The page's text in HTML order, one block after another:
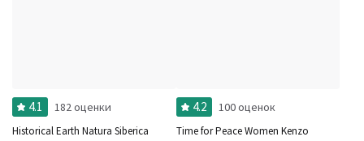
4.1 182 оценки
Historical Earth Natura Siberica
4.2 100 оценок
Time for Peace Women Kenzo